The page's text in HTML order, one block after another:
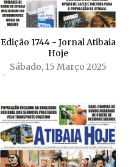
Edição 1744 - Jornal Atibaia
Hoje
Sábado, 15 Março 2025